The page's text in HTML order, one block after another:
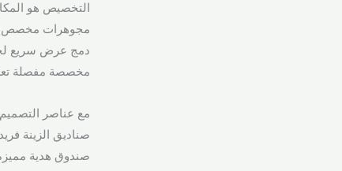
التخصيص هو
مجوهرات مخصص،
دمج عرض سريع
مخصصة مفصلة
مع عناصر
صناديق الزينة
صندوق هدية